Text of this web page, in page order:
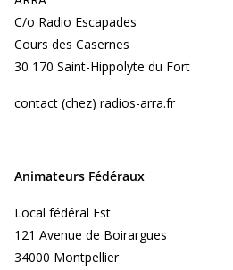
C/o Radio Escapades
Cours des Casernes
30 170 Saint-Hippolyte du Fort
contact (chez) radios-arra.fr
Animateurs Fédéraux
Local fédéral Est
121 Avenue de Boirargues
34000 Montpellier